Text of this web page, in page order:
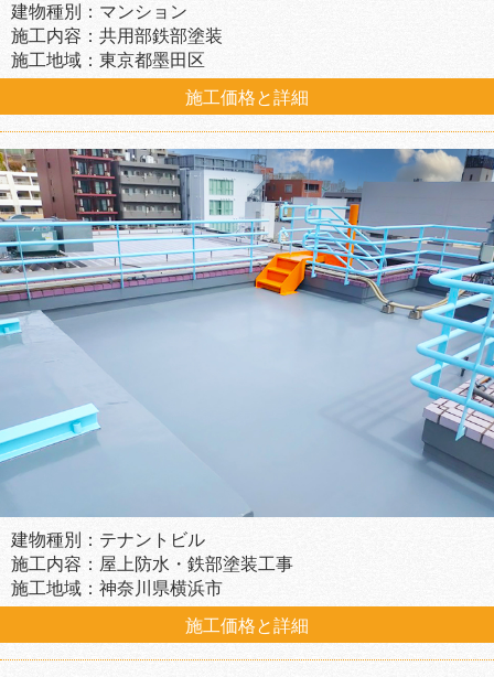
建物種別：マンション
施工内容：共用部鉄部塗装
施工地域：東京都墨田区
施工価格と詳細
建物種別：テナントビル
施工内容：屋上防水・鉄部塗装工事
施工地域：神奈川県横浜市
施工価格と詳細